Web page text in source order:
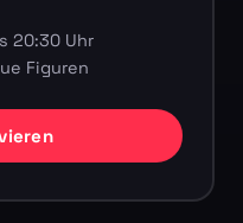
20:30 Uhr
Figuren